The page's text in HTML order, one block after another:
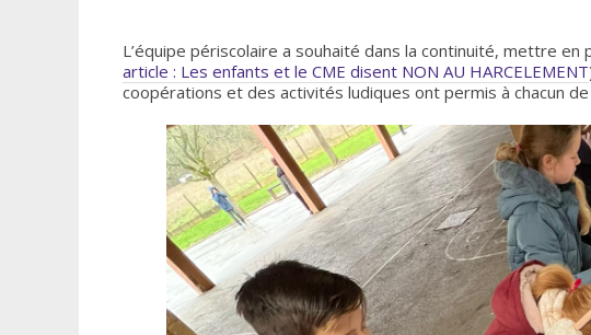
L’équipe périscolaire a souhaité dans la continuité, mettre
article : Les enfants et le CME disent NON AU HARCELEMENT
coopérations et des activités ludiques ont permis à chacun